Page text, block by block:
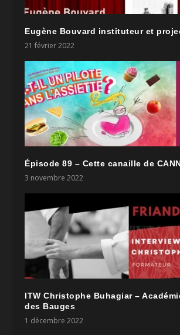
Eugène Bouvard instituteur et
21 février 2022
Épisode 89 – Cette canaille de
3 novembre 2022
ITW Christophe Buhagiar –
des Bauges
1 décembre 2022